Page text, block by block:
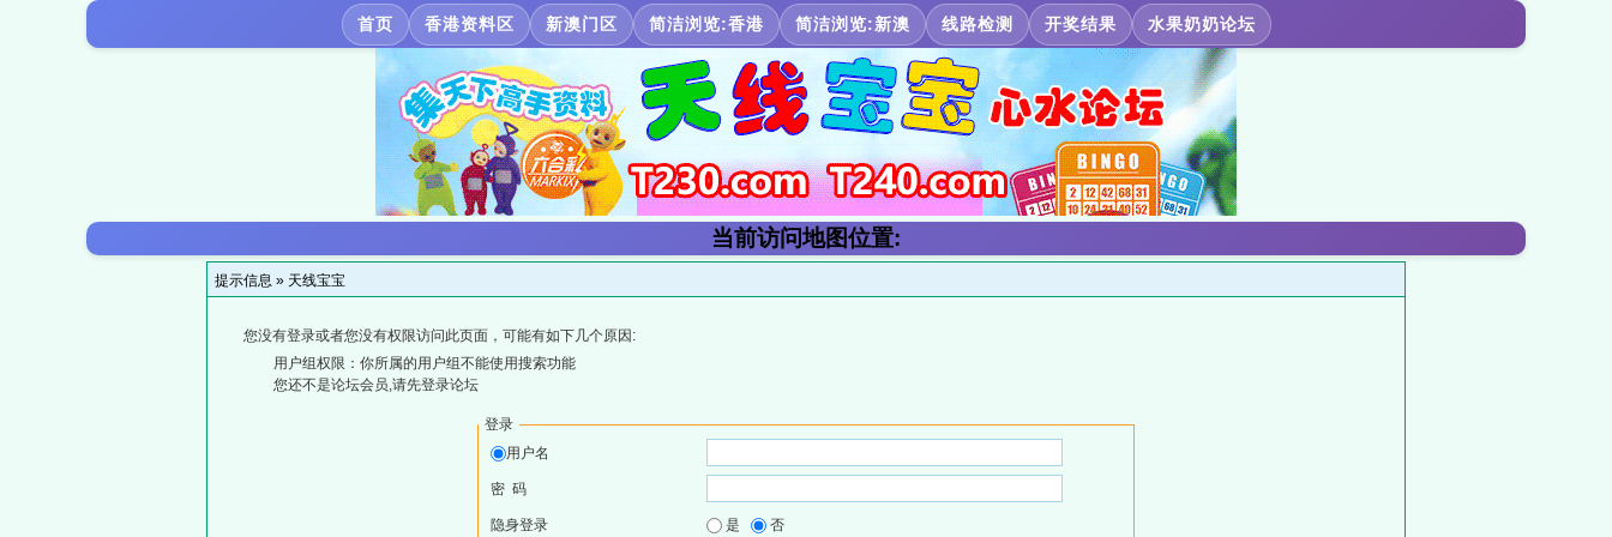
首页 香港资料区 新澳门区 简洁浏览:香港 简洁浏览:新澳 线路检测 开奖结果 水果奶奶论坛
当前访问地图位置:
提示信息 » 天线宝宝
您没有登录或者您没有权限访问此页面，可能有如下几个原因:
用户组权限：你所属的用户组不能使用搜索功能
您还不是论坛会员,请先登录论坛
登录
用户名
密 码
隐身登录 是 否